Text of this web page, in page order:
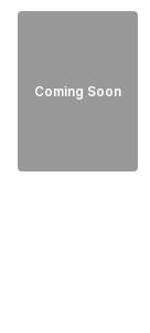
Coming Soon